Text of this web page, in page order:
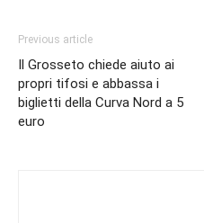
Previous article
Il Grosseto chiede aiuto ai
propri tifosi e abbassa i
biglietti della Curva Nord a 5
euro